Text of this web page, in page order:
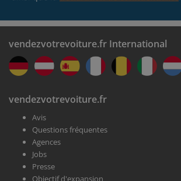
vendezvotrevoiture.fr International
vendezvotrevoiture.fr
Avis
Questions fréquentes
Agences
Jobs
Presse
Objectif d'expansion